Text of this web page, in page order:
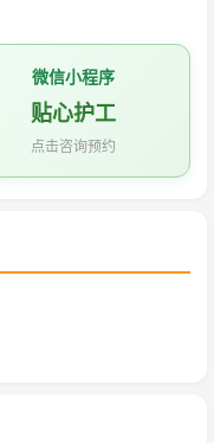
微信小程序
贴心护工
点击咨询预约